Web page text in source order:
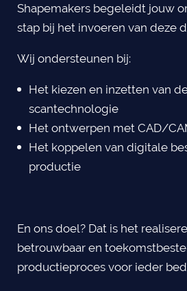
Shapemakers begeleidt jouw
stap bij het invoeren van deze
Wij ondersteunen bij:
Het kiezen en inzetten van
scantechnologie
Het ontwerpen met CAD/
Het koppelen van digitale
productie
En ons doel? Dat is het
betrouwbaar en
productieproces voor ieder